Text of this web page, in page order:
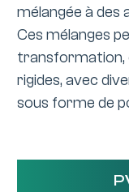
mélangée à des
Ces mélanges
transformation,
rigides, avec
sous forme de